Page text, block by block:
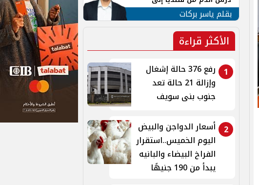
جنوب لبنان
بقلم ياسر بركات
الأكثر قراءة
1
رفع 376 حالة إشغال
وإزالة 21 حالة تعد
جنوب بنى سويف
2
أسعار الدواجن والبيض
اليوم الخميس..استقرار
الفراخ البيضاء والبانيه
يبدأ من 190 جنيهًا